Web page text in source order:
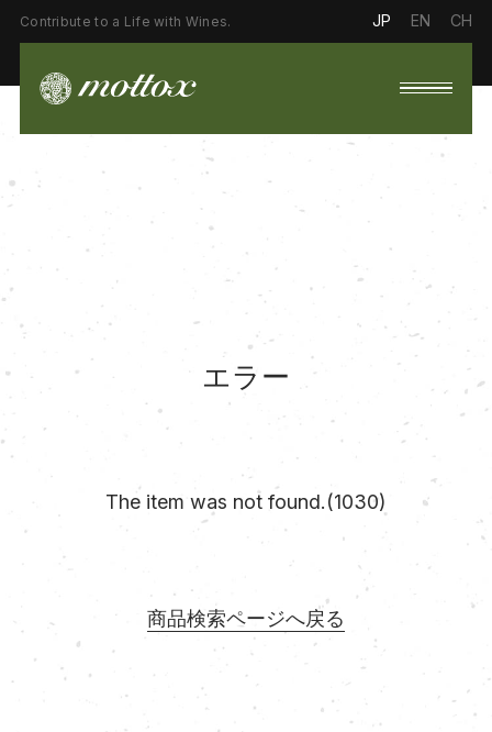
Contribute to a Life with Wines. JP EN CH
エラー
The item was not found.(1030)
商品検索ページへ戻る